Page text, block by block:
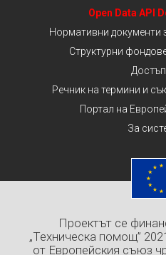
Open Data API
Нормативни документи
Структурни
Речник на термини и
Портал на
За
Проектът се
„Техническа помощ”
от Европейския съюз